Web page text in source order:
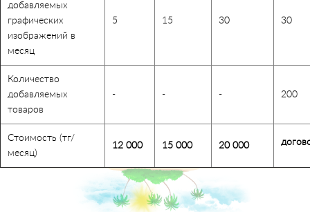
добавляемых
графических
изображений в
месяц
5 15 30 30
Количество
добавляемых
товаров
- - - 200
Стоимость (тг/
месяц)
12 000 15 000 20 000